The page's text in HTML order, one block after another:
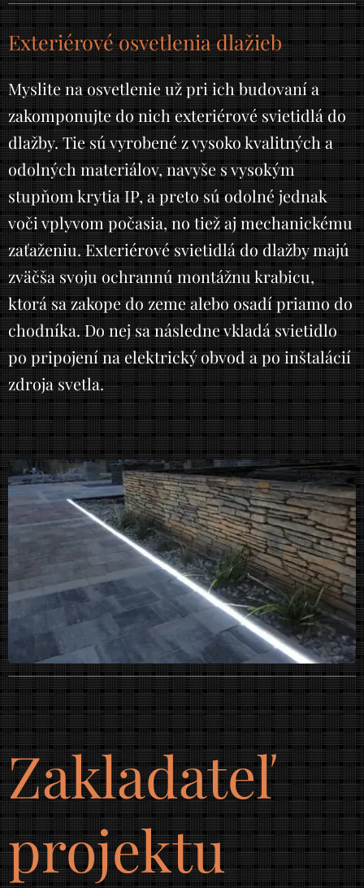
Exteriérové osvetlenia dlažieb
Myslite na osvetlenie už pri ich budovaní a
zakomponujte do nich exteriérové svietidlá do
dlažby. Tie sú vyrobené z vysoko kvalitných a
odolných materiálov, navyše s vysokým
stupňom krytia IP, a preto sú odolné jednak
voči vplyvom počasia, no tiež aj mechanickému
zaťaženiu. Exteriérové svietidlá do dlažby majú
zväčša svoju ochrannú montážnu krabicu,
ktorá sa zakope do zeme alebo osadí priamo do
chodníka. Do nej sa následne vkladá svietidlo
po pripojení na elektrický obvod a po inštalácií
zdroja svetla.
Zakladateľ
projektu